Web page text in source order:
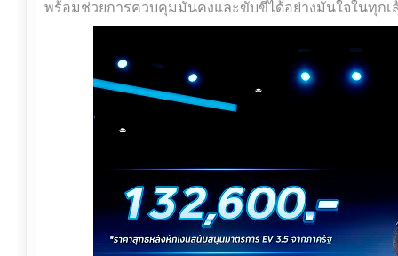
พร้อมช่วยการควบคุมมั่นคงและขับขี่ได้อย่างมั่นใจในทุกเ